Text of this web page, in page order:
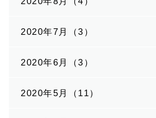
2020年7月（3）
2020年6月（3）
2020年5月（11）